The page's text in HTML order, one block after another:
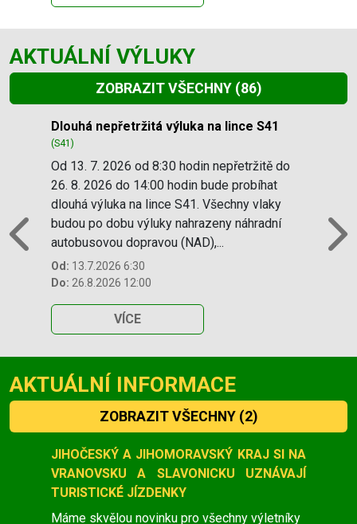
AKTUÁLNÍ VÝLUKY
ZOBRAZIT VŠECHNY (86)
Slide 1 of 86
Dlouhá nepřetržitá výluka na lince S41
(S41)
Od 13. 7. 2026 od 8:30 hodin nepřetržitě do
26. 8. 2026 do 14:00 hodin bude probíhat
dlouhá výluka na lince S41. Všechny vlaky
budou po dobu výluky nahrazeny náhradní
autobusovou dopravou (NAD),...
Od: 13.7.2026 6:30
Do: 26.8.2026 12:00
VÍCE
Previous
AKTUÁLNÍ INFORMACE
ZOBRAZIT VŠECHNY (2)
Slide 1 of 2
JIHOČESKÝ A JIHOMORAVSKÝ KRAJ SI NA
VRANOVSKU A SLAVONICKU UZNÁVAJÍ
TURISTICKÉ JÍZDENKY
Máme skvělou novinku pro všechny výletníky